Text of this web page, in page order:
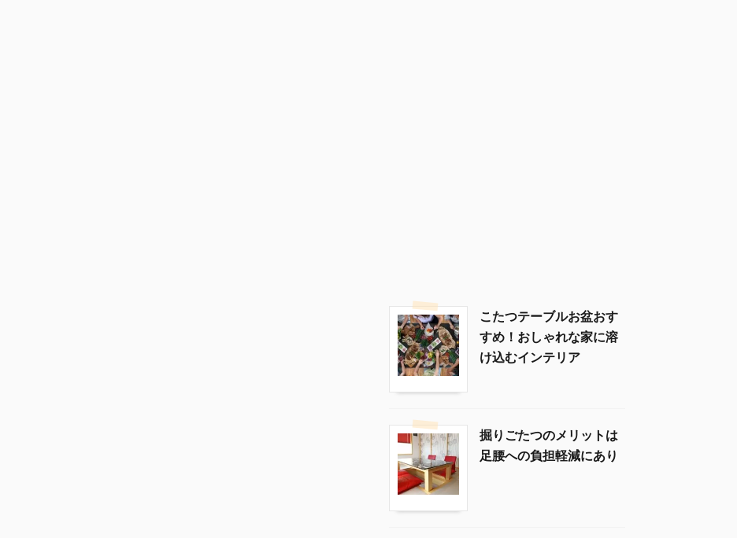
こたつテーブルお盆おす
すめ！おしゃれな家に溶
け込むインテリア
掘りごたつのメリットは
足腰への負担軽減にあり